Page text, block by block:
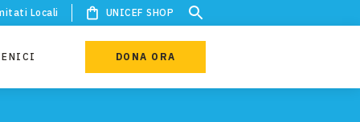
Locali UNICEF SHOP
DONA ORA